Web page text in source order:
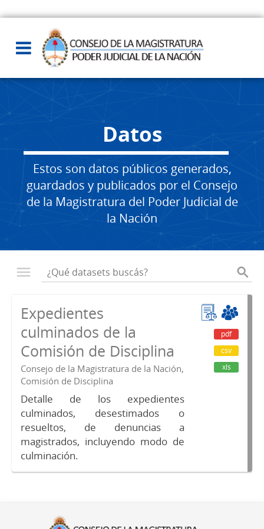
Datos
Estos son datos públicos generados,
guardados y publicados por el Consejo
de la Magistratura del Poder Judicial de
la Nación
Expedientes
culminados de la
Comisión de Disciplina
Consejo de la Magistratura de la Nación,
Comisión de Disciplina
Detalle de los expedientes
culminados, desestimados o
resueltos, de denuncias a
magistrados, incluyendo modo de
culminación.
pdf
csv
xls